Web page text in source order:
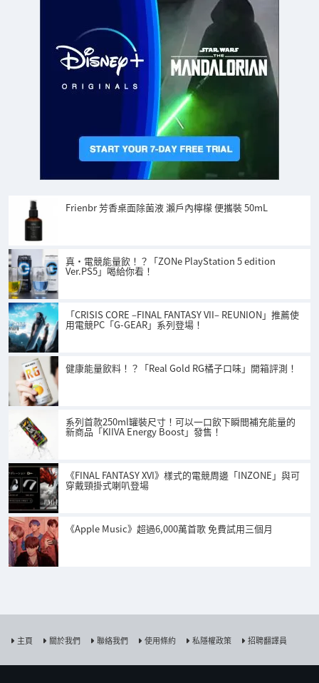
Frienbr 芳香桌面除菌液 瀨戶內檸檬 便攜裝 50mL
真‧電競能量飲！？「ZONe PlayStation 5 edition
Ver.PS5」喝給你看！
「CRISIS CORE –FINAL FANTASY VII– REUNION」推薦使
用電競PC「G-GEAR」系列登場！
健康能量飲料！？「Real Gold RG橘子口味」開箱評測！
系列首款250ml罐裝尺寸！可以一口飲下瞬間補充能量的
新商品「KIIVA Energy Boost」發售！
《FINAL FANTASY XVI》樣式的電競周邊「INZONE」與可
穿戴頸掛式喇叭登場
《Apple Music》超過6,000萬首歌 免費試用三個月
主頁 關於我們 聯絡我們 使用條約 私隱權政策 招聘翻譯員